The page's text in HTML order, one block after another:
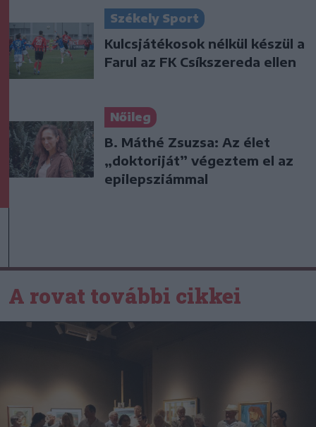
Székely Sport
Kulcsjátékosok nélkül készül a
Farul az FK Csíkszereda ellen
Nőileg
B. Máthé Zsuzsa: Az élet
„doktoriját” végeztem el az
epilepsziámmal
A rovat további cikkei